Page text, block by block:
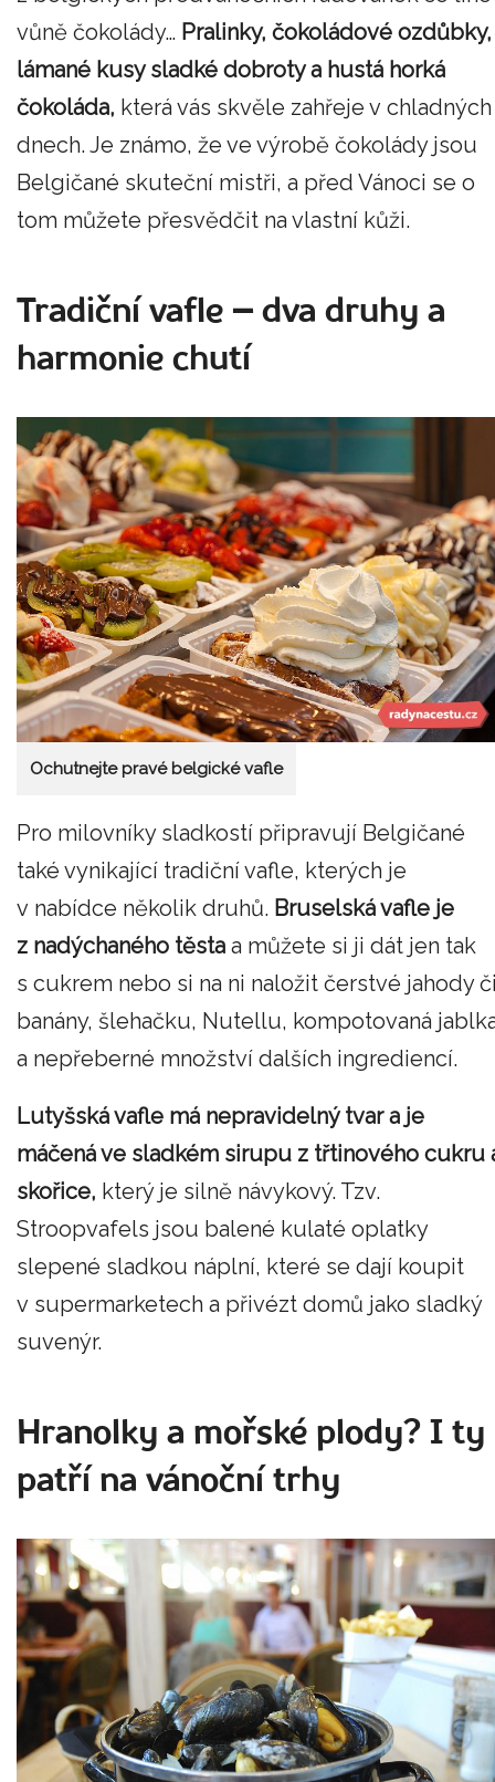
vůně čokolády… Pralinky, čokoládové ozdůbky,
lámané kusy sladké dobroty a hustá horká
čokoláda, která vás skvěle zahřeje v chladných
dnech. Je známo, že ve výrobě čokolády jsou
Belgičané skuteční mistři, a před Vánoci se o
tom můžete přesvědčit na vlastní kůži.
Tradiční vafle –dva druhy a
harmonie chutí
Ochutnejte pravé belgické vafle
Pro milovníky sladkostí připravují Belgičané
také vynikající tradiční vafle, kterých je
v nabídce několik druhů. Bruselská vafle je
z nadýchaného těsta a můžete si ji dát jen tak
s cukrem nebo si na ni naložit čerstvé jahody
banány, šlehačku, Nutellu, kompotovaná
a nepřeberné množství dalších ingrediencí.
Lutyšská vafle má nepravidelný tvar a je
máčená ve sladkém sirupu z třtinového cukru
skořice, který je silně návykový. Tzv.
Stroopvafels jsou balené kulaté oplatky
slepené sladkou náplní, které se dají koupit
v supermarketech a přivézt domů jako sladký
suvenýr.
Hranolky a mořské plody? I ty
patří na vánoční trhy